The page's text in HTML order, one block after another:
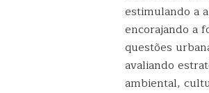
estimulando a
encorajando a
questões
avaliando
ambiental,